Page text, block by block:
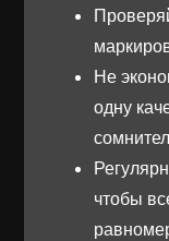
Не
одну
чтобы